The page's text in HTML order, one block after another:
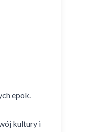
epok.
kultury i